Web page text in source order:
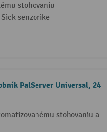
stohovaniu
senzorike
PalServer Universal, 24
stohovaniu a